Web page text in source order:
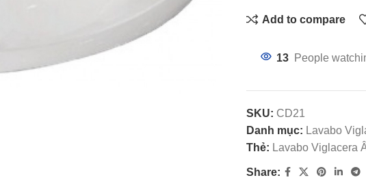
Add to compare
13 People
SKU: CD21
Danh mục: Lavabo
Thẻ: Lavabo Viglacera
Share: